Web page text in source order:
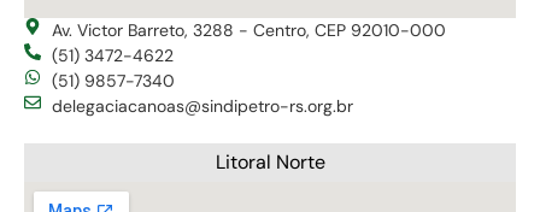
Av. Victor Barreto, 3288 - Centro, CEP 92010-000
(51) 3472-4622
(51) 9857-7340
delegaciacanoas@sindipetro-rs.org.br
Litoral Norte